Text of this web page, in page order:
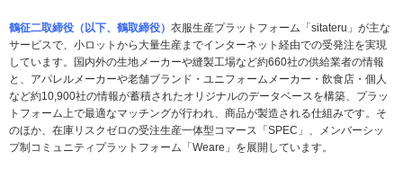
鶴征二取締役（以下、鶴取締役） 衣服生産プラットフォーム「sitateru」が主な
サービスで、小ロットから大量生産までインターネット経由での受発注を実現
しています。国内外の生地メーカーや縫製工場など約660社の供給業者の情報
と、アパレルメーカーや老舗ブランド・ユニフォームメーカー・飲食店・個人
など約10,900社の情報が蓄積されたオリジナルのデータベースを構築、プラッ
トフォーム上で最適なマッチングが行われ、商品が製造される仕組みです。そ
のほか、在庫リスクゼロの受注生産一体型コマース「SPEC」、メンバーシッ
プ制コミュニティプラットフォーム「Weare」を展開しています。